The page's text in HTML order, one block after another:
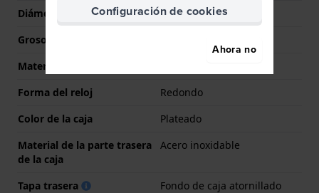
Diámetro
44 mm
Grosor de la caja
Material
Forma del reloj
Redondo
Color de la caja
Plateado
Material de la parte trasera
de la caja
Acero inoxidable
Tapa trasera
Fondo de caja atornillado
Configuración de cookies
Ahora no